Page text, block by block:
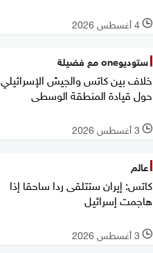
l 4 أغسطس 2026
ستوديوone مع فضيلة
خلاف بين كاتس والجيش الإسرائيلي
حول قيادة المنطقة الوسطى
l 3 أغسطس 2026
عالم
كاتس: إيران ستتلقى ردا ساحقا إذا
هاجمت إسرائيل
l 3 أغسطس 2026